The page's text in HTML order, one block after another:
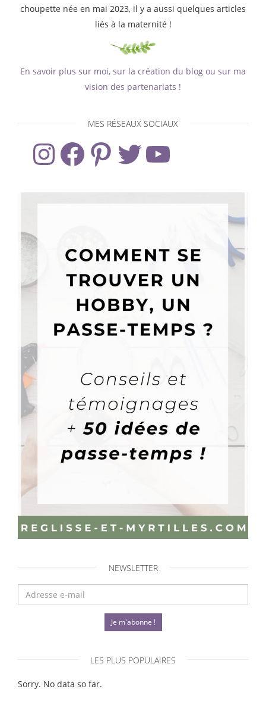
choupette née en mai 2023, il y a aussi quelques articles
liés à la maternité !
En savoir plus sur moi, sur la création du blog ou sur ma
vision des partenariats !
MES RÉSEAUX SOCIAUX
InstagramFacebookPinterestTwitter YouTube
NEWSLETTER
Je m'abonne !
LES PLUS POPULAIRES
Sorry. No data so far.